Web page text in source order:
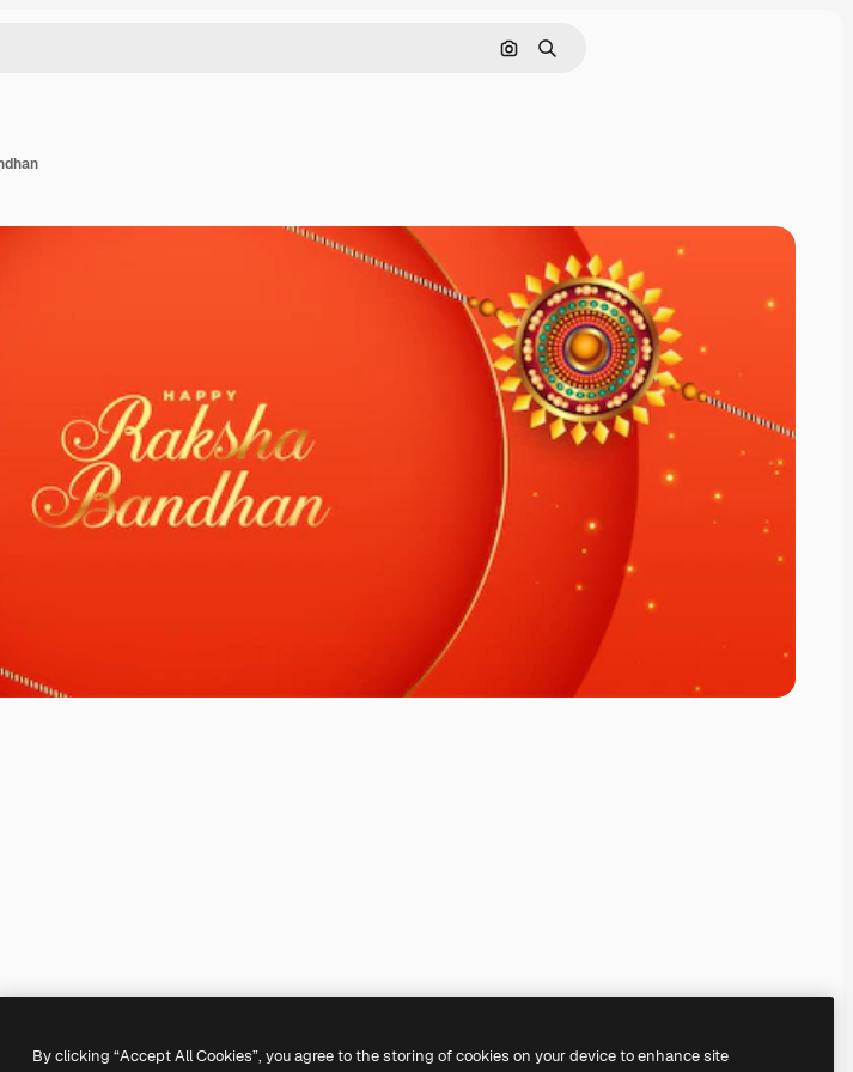
Cerca per immagine
Ricerca
By clicking “Accept All Cookies”, you agree to the storing of cookies on your device to enhance site